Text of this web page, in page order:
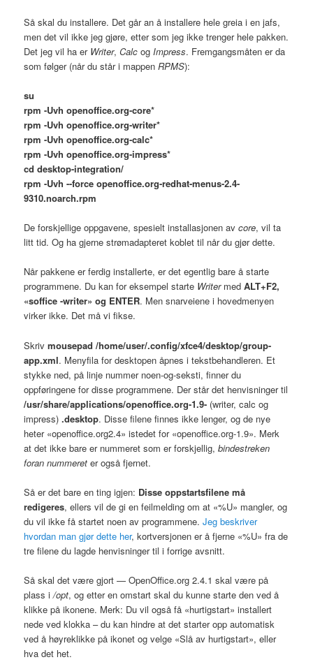
Så skal du installere. Det går an å installere hele greia i en jafs,
men det vil ikke jeg gjøre, etter som jeg ikke trenger hele pakken.
Det jeg vil ha er Writer,Calc ogImpress. Fremgangsmåten er da
som følger (når du står i mappenRPMS):
su
rpm -Uvh openoffice.org-core*
rpm -Uvh openoffice.org-writer*
rpm -Uvh openoffice.org-calc*
rpm -Uvh openoffice.org-impress*
cd desktop-integration/
rpm -Uvh --force openoffice.org-redhat-menus-2.4-
9310.noarch.rpm
De forskjellige oppgavene, spesielt installasjonen avcore, vil ta
litt tid. Og ha gjerne strømadapteret koblet til når du gjør dette.
Når pakkene er ferdig installerte, er det egentlig bare å starte
programmene. Du kan for eksempel starte WritermedALT+F2,
«soffice -writer» og ENTER. Men snarveiene i hovedmenyen
virker ikke. Det må vi fikse.
Skrivmousepad /home/user/.config/xfce4/desktop/group-
app.xml. Menyfila for desktopen åpnes i tekstbehandleren. Et
stykke ned, på linje nummer noen-og-seksti, finner du
oppføringene for disse programmene. Der står det henvisninger til
/usr/share/applications/openoffice.org-1.9- (writer, calc og
impress).desktop. Disse filene finnes ikke lenger, og de nye
heter «openoffice.org2.4» istedet for «openoffice.org-1.9». Merk
at det ikke bare er nummeret som er forskjellig,bindestreken
foran nummeret er også fjernet.
Så er det bare en ting igjen: Disse oppstartsfilene må
redigeres, ellers vil de gi en feilmelding om at «%U» mangler, og
du vil ikke få startet noen av programmene.Jeg beskriver
hvordan man gjør dette her, kortversjonen er å fjerne «%U» fra de
tre filene du lagde henvisninger til i forrige avsnitt.
Så skal det være gjort — OpenOffice.org 2.4.1 skal være på
plass i/opt, og etter en omstart skal du kunne starte den ved å
klikke på ikonene. Merk: Du vil også få «hurtigstart» installert
nede ved klokka – du kan hindre at det starter opp automatisk
ved å høyreklikke på ikonet og velge «Slå av hurtigstart», eller
hva det het.